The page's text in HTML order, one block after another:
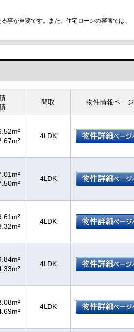
が重要です。また、住宅ローンの審査では、
間取 物件情報ページ
4LDK
4LDK
4LDK
4LDK
4LDK